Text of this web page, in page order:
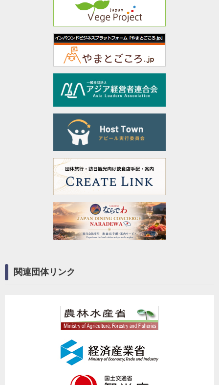
関連団体リンク